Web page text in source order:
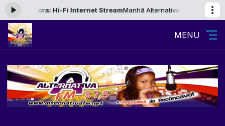
agora: Hi-Fi Internet StreamManhã Alternativa com Maicon Bacellar
MENU